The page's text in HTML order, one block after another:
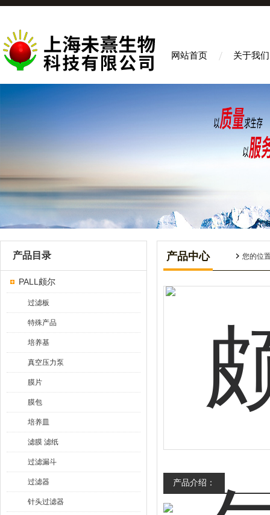
网站首页 关于我们
产品目录
PALL颇尔
过滤板
特殊产品
培养基
真空压力泵
膜片
膜包
培养皿
滤膜 滤纸
过滤漏斗
过滤器
针头过滤器
产品中心 您的位
产品介绍：